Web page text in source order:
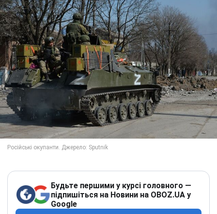
Будьте першими у курсі головного —
підпишіться на Новини на OBOZ.UA у
Google